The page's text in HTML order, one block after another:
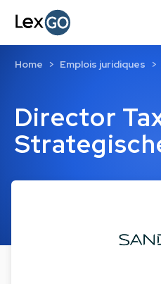
Director
Home Emplois juridiques